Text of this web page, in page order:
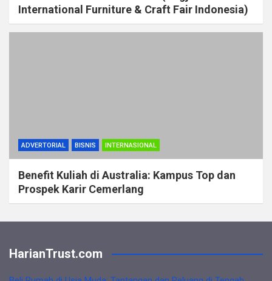
International Furniture & Craft Fair Indonesia)
ADVERTORIAL BISNIS INTERNASIONAL
Benefit Kuliah di Australia: Kampus Top dan
Prospek Karir Cemerlang
HarianTrust.com